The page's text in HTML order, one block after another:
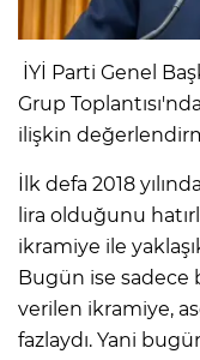
İYİ Parti Genel
Grup
ilişkin
İlk defa 2018
lira olduğunu
ikramiye ile
Bugün ise sadece
verilen ikramiye,
fazlaydı. Yani